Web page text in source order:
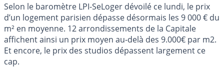
Selon le baromètre LPI-SeLoger dévoilé ce lundi, le prix
d’un logement parisien dépasse désormais les 9 000 € du
m² en moyenne. 12 arrondissements de la Capitale
affichent ainsi un prix moyen au-delà des 9.000€ par m2.
Et encore, le prix des studios dépassent largement ce
cap.